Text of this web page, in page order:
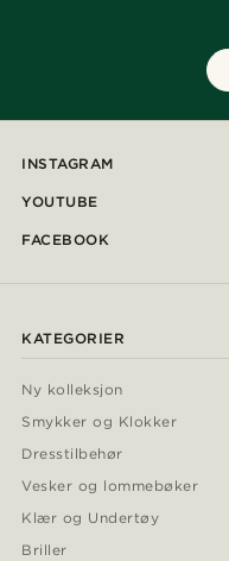
INSTAGRAM
YOUTUBE
FACEBOOK
KATEGORIER
Ny kolleksjon
Smykker og Klokker
Dresstilbehør
Vesker og lommebøker
Klær og Undertøy
Briller